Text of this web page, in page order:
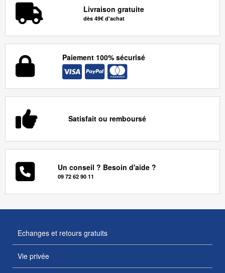
Livraison gratuite
dès 49€ d'achat
Paiement 100% sécurisé
Satisfait ou remboursé
Un conseil ? Besoin d'aide ?
09 72 62 90 11
Echanges et retours gratuits
Vie privée